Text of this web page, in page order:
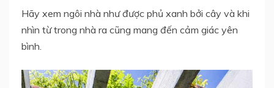
Hãy xem ngôi nhà như được phủ xanh bởi cây và khi
nhìn từ trong nhà ra cũng mang đến cảm giác yên
bình.